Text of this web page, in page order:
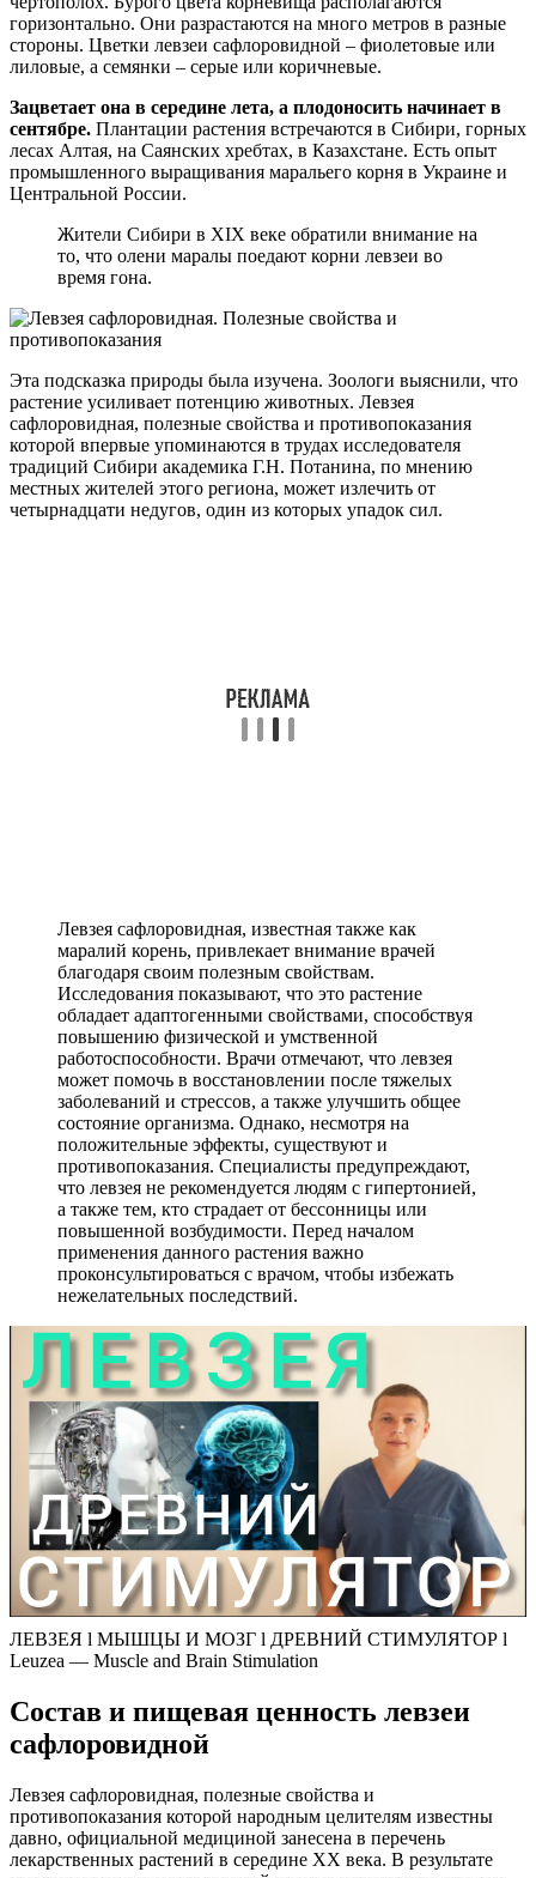
горизонтально. Они разрастаются на много метров в разные
стороны. Цветки левзеи сафлоровидной – фиолетовые или
лиловые, а семянки – серые или коричневые.
Зацветает она в середине лета, а плодоносить начинает в
сентябре. Плантации растения встречаются в Сибири, горных
лесах Алтая, на Саянских хребтах, в Казахстане. Есть опыт
промышленного выращивания маральего корня в Украине и
Центральной России.
Жители Сибири в XIX веке обратили внимание на
то, что олени маралы поедают корни левзеи во
время гона.
Эта подсказка природы была изучена. Зоологи выяснили, что
растение усиливает потенцию животных. Левзея
сафлоровидная, полезные свойства и противопоказания
которой впервые упоминаются в трудах исследователя
традиций Сибири академика Г.Н. Потанина, по мнению
местных жителей этого региона, может излечить от
четырнадцати недугов, один из которых упадок сил.
Левзея сафлоровидная, известная также как
маралий корень, привлекает внимание врачей
благодаря своим полезным свойствам.
Исследования показывают, что это растение
обладает адаптогенными свойствами, способствуя
повышению физической и умственной
работоспособности. Врачи отмечают, что левзея
может помочь в восстановлении после тяжелых
заболеваний и стрессов, а также улучшить общее
состояние организма. Однако, несмотря на
положительные эффекты, существуют и
противопоказания. Специалисты предупреждают,
что левзея не рекомендуется людям с гипертонией,
а также тем, кто страдает от бессонницы или
повышенной возбудимости. Перед началом
применения данного растения важно
проконсультироваться с врачом, чтобы избежать
нежелательных последствий.
ЛЕВЗЕЯ l МЫШЦЫ И МОЗГ l ДРЕВНИЙ СТИМУЛЯТОР l
Leuzea — ​​Muscle and Brain Stimulation
Состав и пищевая ценность левзеи
сафлоровидной
Левзея сафлоровидная, полезные свойства и
противопоказания которой народным целителям известны
давно, официальной медициной занесена в перечень
лекарственных растений в середине ХХ века. В результате